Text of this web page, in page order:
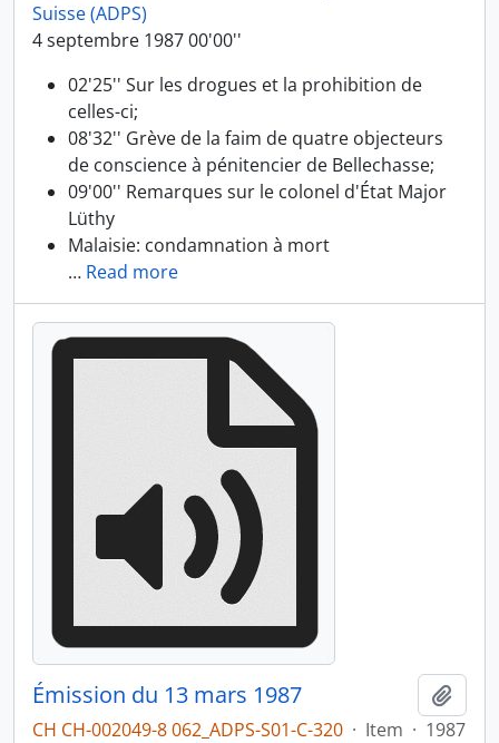
Suisse (ADPS)
4 septembre 1987 00'00''
02'25'' Sur les drogues et la prohibition de
celles-ci;
08'32'' Grève de la faim de quatre objecteurs
de conscience à pénitencier de Bellechasse;
09'00'' Remarques sur le colonel d'État Major
Lüthy
Malaisie: condamnation à mort
… Read more
Émission du 13 mars 1987
CH CH-002049-8 062_ADPS-S01-C-320 · Item · 1987